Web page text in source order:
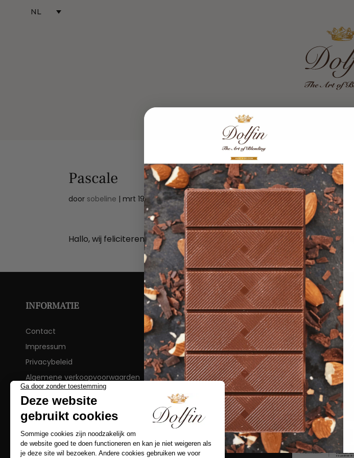
NL
Onze producten
Pascale
door sobeline |mrt 19, 2024
Hallo, wij feliciteren u met uw producten van hoge kwaliteit die wij
INFORMATIE
Contact
Impressum
Privacybeleid
Algemene verkoopvoorwaarden
FAQ